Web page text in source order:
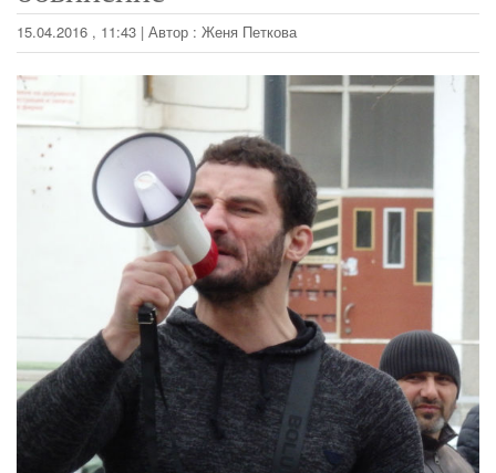
15.04.2016 , 11:43 | Автор : Женя Петкова